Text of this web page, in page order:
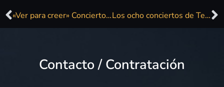
«Ver para creer» Concierto Alarmantiks – Sala El Elefante Blanco – 29/04/23 Los ocho conciertos de Terral 2023 en Málaga: un vuelo del jazz al flamenco que viaja por el son, el afrobeat y el fado
Contacto / Contratación